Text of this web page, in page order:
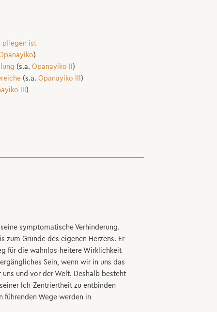
pflegen ist
)
(s.a. Opanayiko II )
(s.a. Opanayiko III )
III )
symptomatische Verhinderung.
zum Grunde des eigenen Herzens. Er
für die wahnlos-heitere Wirklichkeit
Sein, wenn wir in uns das
und vor der Welt. Deshalb besteht
Ich-Zentriertheit zu entbinden
führenden Wege werden in